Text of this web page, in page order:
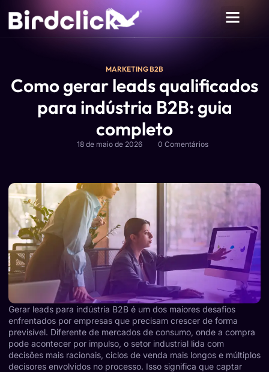
MARKETING B2B
Como gerar leads qualificados
para indústria B2B: guia
completo
18 de maio de 2026 0 Comentários
Gerar leads para indústria B2B é um dos maiores desafios
enfrentados por empresas que precisam crescer de forma
previsível. Diferente de mercados de consumo, onde a compra
pode acontecer por impulso, o setor industrial lida com
decisões mais racionais, ciclos de venda mais longos e múltiplos
decisores envolvidos no processo. Isso significa que captar